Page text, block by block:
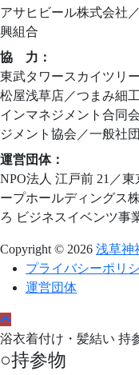
アサヒビール株式会社
興組合
協 力：
東武タワースカイツリ
松屋浅草店／つまみ細
インマネジメント合同
ジメント協会／一般社
運営団体：
NPO法人 江戸前 21／
ープホールディングス
ろ ビジネスイベンツ事
Copyright © 2026 浅草神
プライバシーポリ
運営団体
浴衣着付け・髪結い 持
○持参物